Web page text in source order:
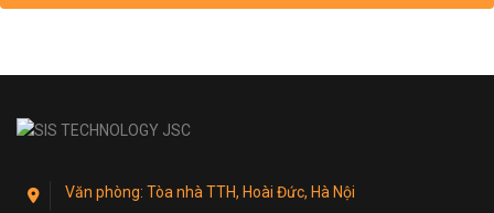
Văn phòng: Tòa nhà TTH, Hoài Đức, Hà Nội